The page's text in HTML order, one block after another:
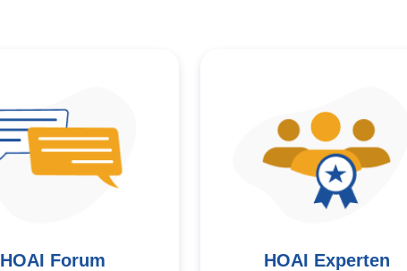
HOAI Forum
HOAI Experten